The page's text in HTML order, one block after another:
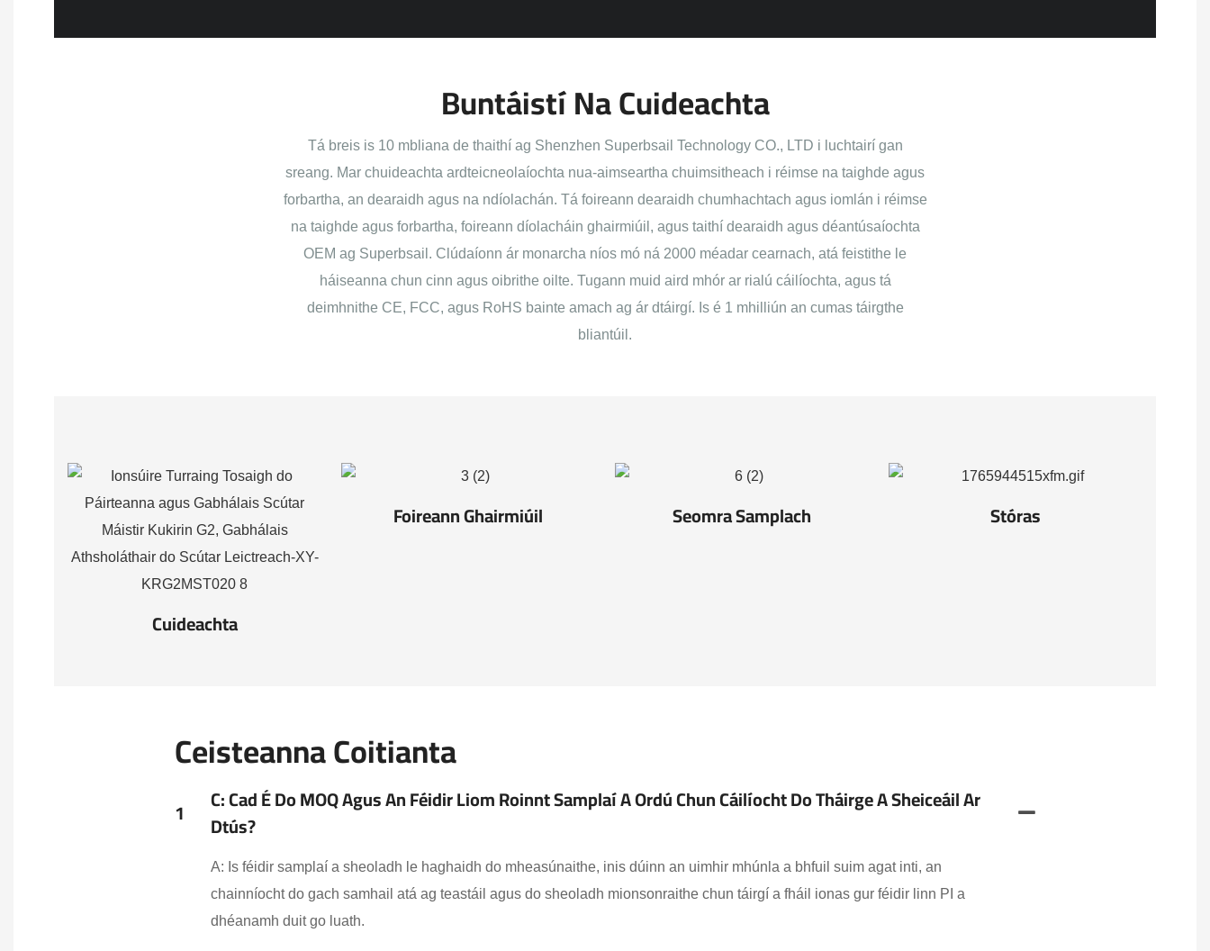
Buntáistí Na Cuideachta
Tá breis is 10 mbliana de thaithí ag Shenzhen Superbsail Technology CO., LTD i luchtairí gan
sreang. Mar chuideachta ardteicneolaíochta nua-aimseartha chuimsitheach i réimse na taighde agus
forbartha, an dearaidh agus na ndíolachán. Tá foireann dearaidh chumhachtach agus iomlán i réimse
na taighde agus forbartha, foireann díolacháin ghairmiúil, agus taithí dearaidh agus déantúsaíochta
OEM ag Superbsail. Clúdaíonn ár monarcha níos mó ná 2000 méadar cearnach, atá feistithe le
háiseanna chun cinn agus oibrithe oilte. Tugann muid aird mhór ar rialú cáilíochta, agus tá
deimhnithe CE, FCC, agus RoHS bainte amach ag ár dtáirgí. Is é 1 mhilliún an cumas táirgthe
bliantúil.
Cuideachta
Foireann Ghairmiúil Seomra Samplach Stóras
Ceisteanna Coitianta
1
C: Cad É Do MOQ Agus An Féidir Liom Roinnt Samplaí A Ordú Chun Cáilíocht Do Tháirge A Sheiceáil Ar
Dtús?
A: Is féidir samplaí a sheoladh le haghaidh do mheasúnaithe, inis dúinn an uimhir mhúnla a bhfuil suim agat inti, an
chainníocht do gach samhail atá ag teastáil agus do sheoladh mionsonraithe chun táirgí a fháil ionas gur féidir linn PI a
dhéanamh duit go luath.